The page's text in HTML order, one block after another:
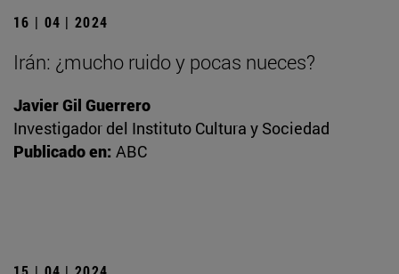
16 | 04 | 2024
Irán: ¿mucho ruido y pocas nueces?
Javier Gil Guerrero
Investigador del Instituto Cultura y Sociedad
Publicado en: ABC